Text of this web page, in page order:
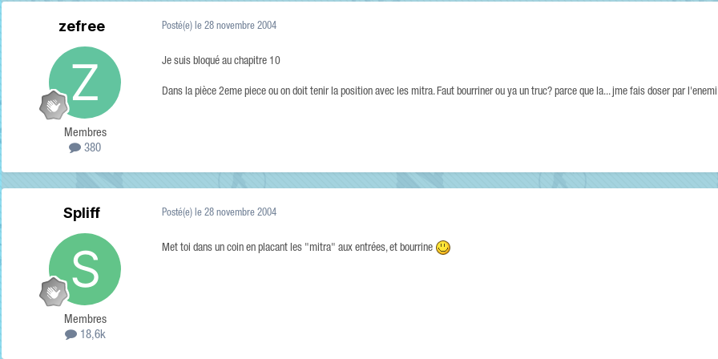
zefree
Membres
380
Posté(e) le 28 novembre 2004
Je suis bloqué au chapitre 10
Dans la pièce 2eme piece ou on doit tenir la position avec les mitra. Faut bourriner ou ya un truc? parce que la... jme fais doser par
Spliff
Membres
18,6k
Posté(e) le 28 novembre 2004
Met toi dans un coin en placant les "mitra" aux entrées, et bourrine